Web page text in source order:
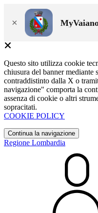
×
Questo sito utilizza cookie
chiusura del banner mediante
contraddistinto dalla X o
navigazione" comporta la
assenza di cookie o altri
sopracitati.
COOKIE POLICY
Continua la navigazione
Regione Lombardia